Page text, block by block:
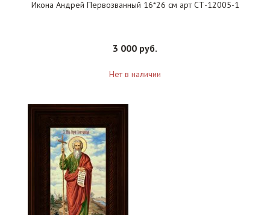
Икона Андрей Первозванный 16*26 см арт СТ-12005-1
3 000 руб.
Нет в наличии